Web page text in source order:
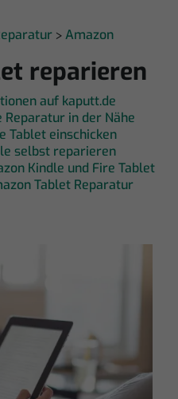
> Amazon
reparieren
auf kaputt.de
in der Nähe
Tablet einschicken
selbst reparieren
Kindle und Fire Tablet
Tablet Reparatur